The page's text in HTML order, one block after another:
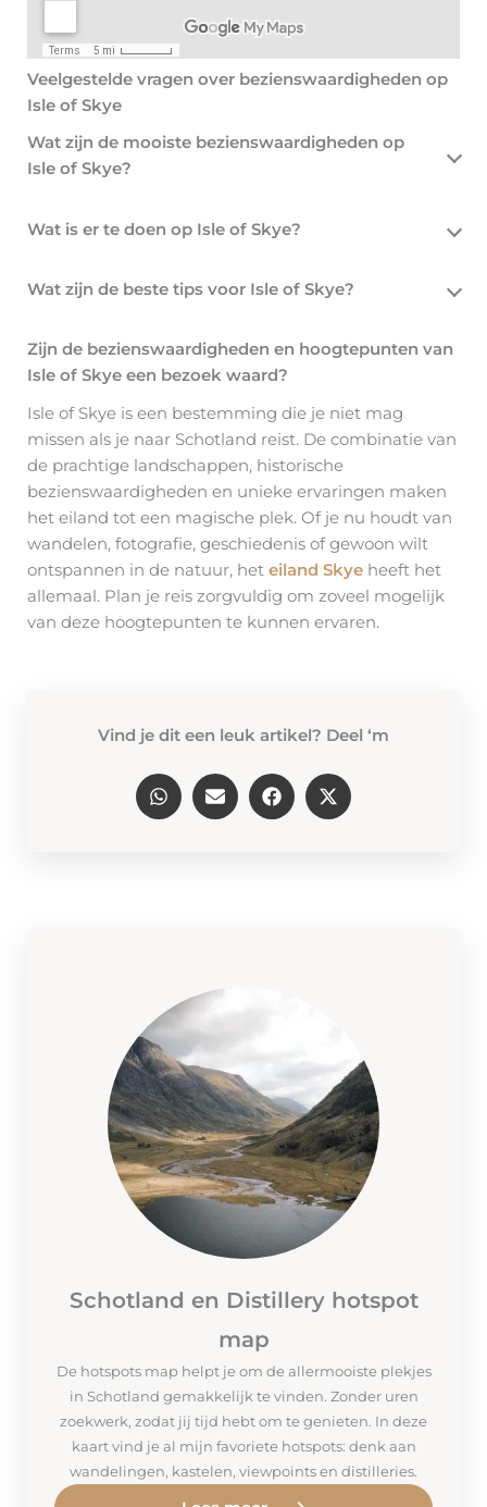
Veelgestelde vragen over bezienswaardigheden op
Isle of Skye
Wat zijn de mooiste bezienswaardigheden op
Isle of Skye?
Wat is er te doen op Isle of Skye?
Wat zijn de beste tips voor Isle of Skye?
Zijn de bezienswaardigheden en hoogtepunten van
Isle of Skye een bezoek waard?
Isle of Skye is een bestemming die je niet mag
missen als je naar Schotland reist. De combinatie van
de prachtige landschappen, historische
bezienswaardigheden en unieke ervaringen maken
het eiland tot een magische plek. Of je nu houdt van
wandelen, fotografie, geschiedenis of gewoon wilt
ontspannen in de natuur, het eiland Skye heeft het
allemaal. Plan je reis zorgvuldig om zoveel mogelijk
van deze hoogtepunten te kunnen ervaren.
Vind je dit een leuk artikel? Deel ‘m
Schotland en Distillery hotspot
map
De hotspots map helpt je om de allermooiste plekjes
in Schotland gemakkelijk te vinden. Zonder uren
zoekwerk, zodat jij tijd hebt om te genieten. In deze
kaart vind je al mijn favoriete hotspots: denk aan
wandelingen, kastelen, viewpoints en distilleries.